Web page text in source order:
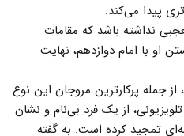
پیدا می‌کند.
نداشته باشد که مقامات
او با امام دوازدهم، نهایت
جمله پرکارترین مروجان این نوع
از یک فرد بی‌نام و نشان
تمجید کرده است. به گفته